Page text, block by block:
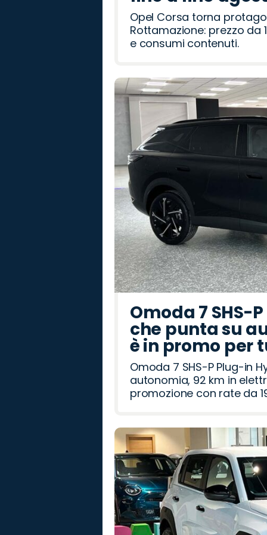
Opel Corsa torna
Rottamazione: prezzo da
e consumi contenuti.
Omoda 7 SHS-
che punta su
è in promo per
Omoda 7 SHS-P Plug-in
autonomia, 92 km in
promozione con rate da